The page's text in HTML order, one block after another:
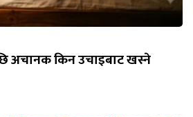
अचानक किन उचाइबाट खस्ने